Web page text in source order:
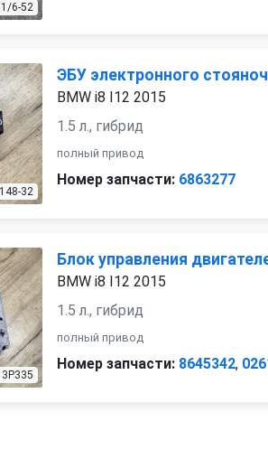
6-52
32
ЭБУ электронного
BMW i8 I12 2015
1.5 л., гибрид
полный привод
Номер запчасти: 6863277
Блок управления
BMW i8 I12 2015
1.5 л., гибрид
полный привод
Номер запчасти: 8645342,